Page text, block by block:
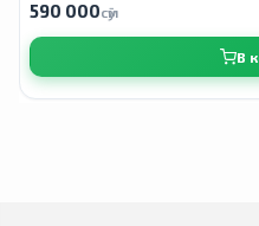
590 000сӯм
В